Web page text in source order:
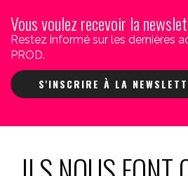
Vous voulez recevoir la
Restez informé sur les dernières
PROD.
S'INSCRIRE À LA